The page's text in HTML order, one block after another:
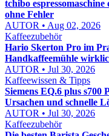
tchibo
ohne Fehler
AUTOR • Aug 02, 2026
Kaffeezubehör
Hario Skerton Pro im
Handkaffeemühle
AUTOR • Jul 30, 2026
Kaffeewissen & Tipps
Siemens EQ.6 plus s700
Ursachen und schnelle
AUTOR • Jul 30, 2026
Kaffeezubehör